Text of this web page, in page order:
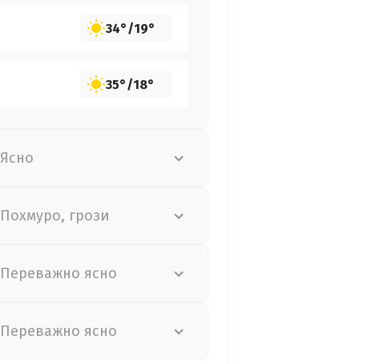
34°/19°
35°/18°
Ясно
Похмуро, грози
Переважно ясно
Переважно ясно